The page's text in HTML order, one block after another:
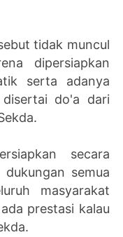
tidak muncul
dipersiapkan
serta adanya
do'a dari
secara
semua
masyarakat
prestasi kalau